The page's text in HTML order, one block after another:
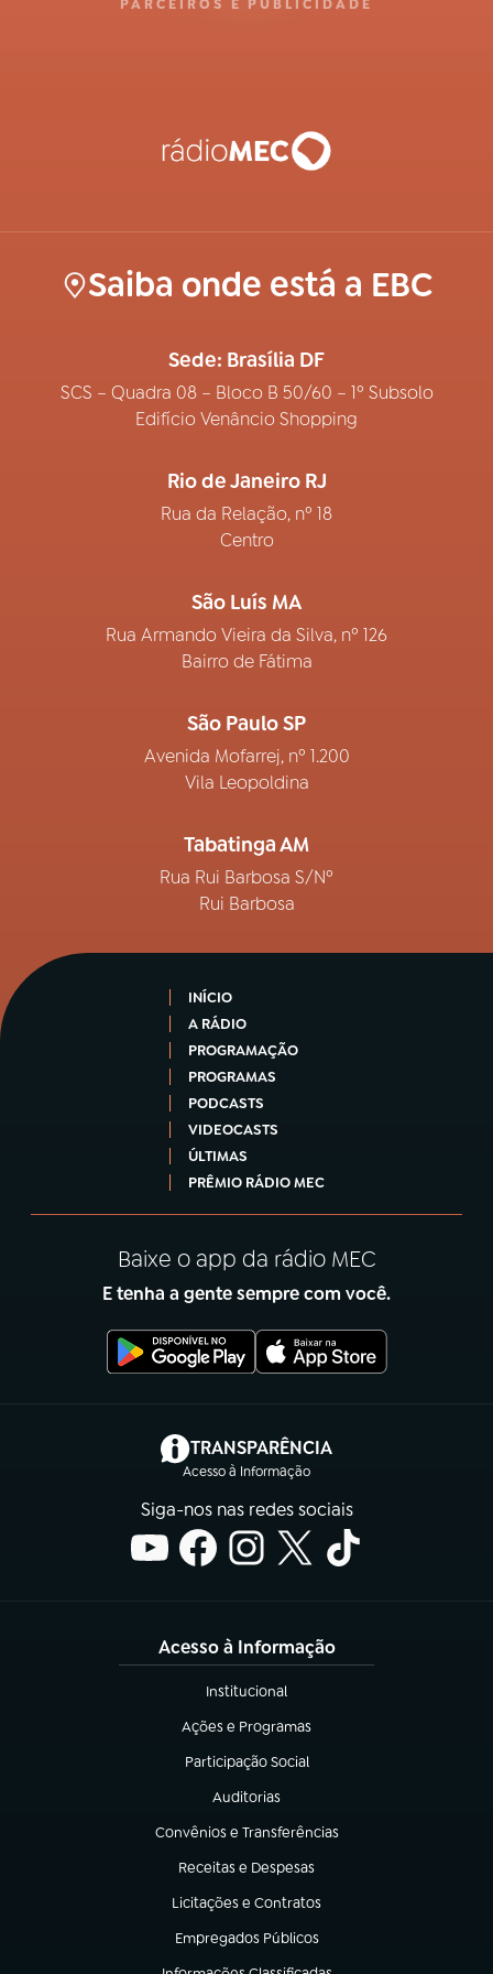
PARCEIROS E PUBLICIDADE
Saiba onde está a EBC
Sede: Brasília DF
SCS – Quadra 08 – Bloco B 50/60 – 1º Subsolo
Edifício Venâncio Shopping
Rio de Janeiro RJ
Rua da Relação, nº 18
Centro
São Luís MA
Rua Armando Vieira da Silva, nº 126
Bairro de Fátima
São Paulo SP
Avenida Mofarrej, nº 1.200
Vila Leopoldina
Tabatinga AM
Rua Rui Barbosa S/Nº
Rui Barbosa
INÍCIO
A RÁDIO
PROGRAMAÇÃO
PROGRAMAS
PODCASTS
VIDEOCASTS
ÚLTIMAS
PRÊMIO RÁDIO MEC
Baixe o app da rádio MEC
E tenha a gente sempre com você.
TRANSPARÊNCIA
Acesso à Informação
(abre em nova aba)
Siga-nos nas redes sociais
Acesso à Informação
Institucional
(abre em nova aba)
Ações e Programas
(abre em nova aba)
Participação Social
(abre em nova aba)
Auditorias
(abre em nova aba)
Convênios e Transferências
(abre em nova aba)
Receitas e Despesas
(abre em nova aba)
Licitações e Contratos
(abre em nova aba)
Empregados Públicos
(abre em nova aba)